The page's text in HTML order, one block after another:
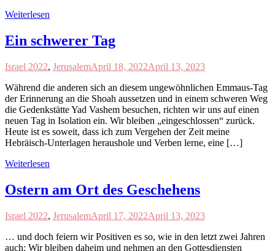
Weiterlesen
Ein schwerer Tag
Israel 2022, JerusalemApril 18, 2022April 13, 2023
Während die anderen sich an diesem ungewöhnlichen Emmaus-Tag
der Erinnerung an die Shoah aussetzen und in einem schweren Weg
die Gedenkstätte Yad Vashem besuchen, richten wir uns auf einen
neuen Tag in Isolation ein. Wir bleiben „eingeschlossen“ zurück.
Heute ist es soweit, dass ich zum Vergehen der Zeit meine
Hebräisch-Unterlagen heraushole und Verben lerne, eine […]
Weiterlesen
Ostern am Ort des Geschehens
Israel 2022, JerusalemApril 17, 2022April 13, 2023
… und doch feiern wir Positiven es so, wie in den letzt zwei Jahren
auch: Wir bleiben daheim und nehmen an den Gottesdiensten